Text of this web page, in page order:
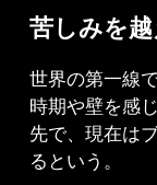
苦しみを
世界の第一線
時期や壁を感
先で、現在は
るという。